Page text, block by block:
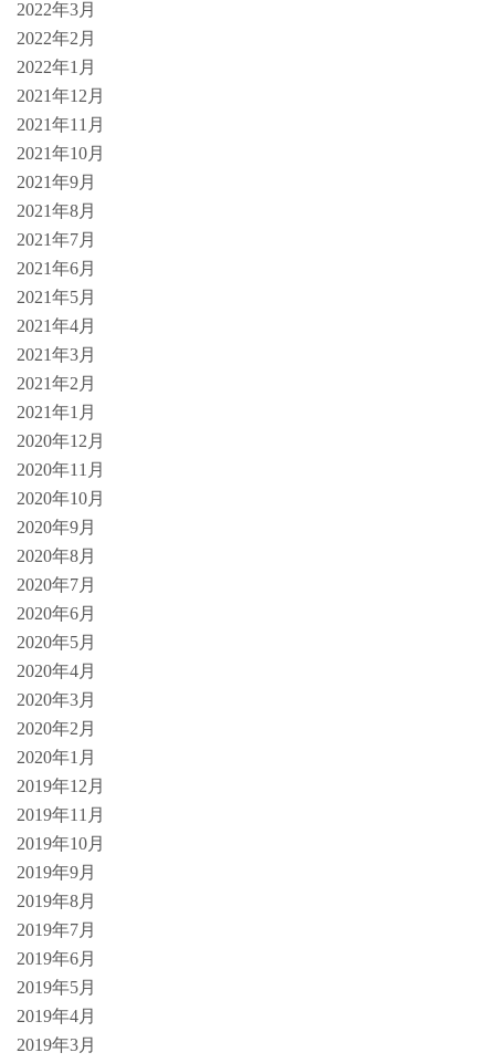
2022年3月
2022年2月
2022年1月
2021年12月
2021年11月
2021年10月
2021年9月
2021年8月
2021年7月
2021年6月
2021年5月
2021年4月
2021年3月
2021年2月
2021年1月
2020年12月
2020年11月
2020年10月
2020年9月
2020年8月
2020年7月
2020年6月
2020年5月
2020年4月
2020年3月
2020年2月
2020年1月
2019年12月
2019年11月
2019年10月
2019年9月
2019年8月
2019年7月
2019年6月
2019年5月
2019年4月
2019年3月